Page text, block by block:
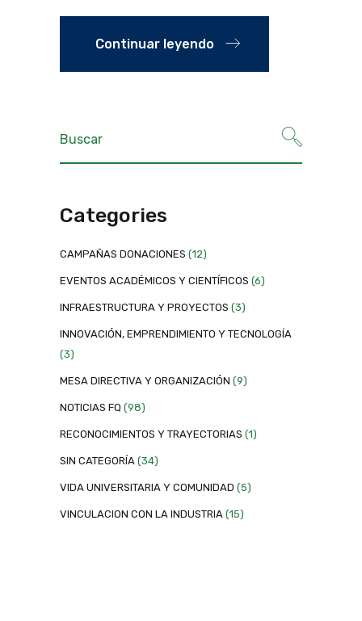
Continuar leyendo
Categories
CAMPAÑAS DONACIONES (12)
EVENTOS ACADÉMICOS Y CIENTÍFICOS (6)
INFRAESTRUCTURA Y PROYECTOS (3)
INNOVACIÓN, EMPRENDIMIENTO Y TECNOLOGÍA
(3)
MESA DIRECTIVA Y ORGANIZACIÓN (9)
NOTICIAS FQ (98)
RECONOCIMIENTOS Y TRAYECTORIAS (1)
SIN CATEGORÍA (34)
VIDA UNIVERSITARIA Y COMUNIDAD (5)
VINCULACION CON LA INDUSTRIA (15)